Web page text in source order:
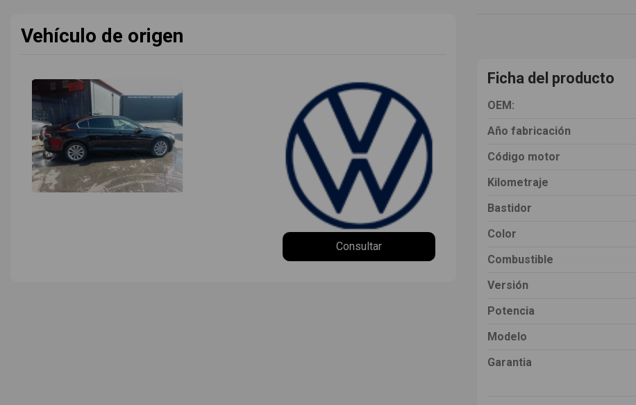
Vehículo de origen
Consultar
Ficha del producto
OEM:
Año fabricación
Código motor
Kilometraje
Bastidor
Color
Combustible
Versión
Potencia
Modelo
Garantia